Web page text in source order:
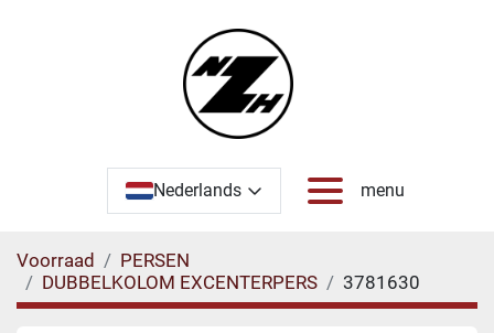
Nederlands menu
Voorraad
PERSEN
DUBBELKOLOM EXCENTERPERS
3781630